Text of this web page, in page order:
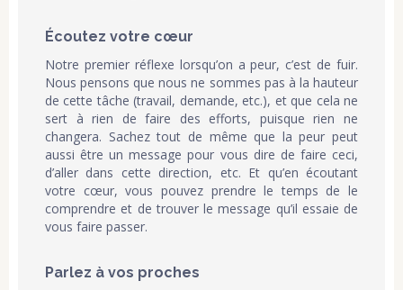
Écoutez votre cœur
Notre premier réflexe lorsqu’on a peur, c’est de fuir.
Nous pensons que nous ne sommes pas à la hauteur
de cette tâche (travail, demande, etc.), et que cela ne
sert à rien de faire des efforts, puisque rien ne
changera. Sachez tout de même que la peur peut
aussi être un message pour vous dire de faire ceci,
d’aller dans cette direction, etc. Et qu’en écoutant
votre cœur, vous pouvez prendre le temps de le
comprendre et de trouver le message qu’il essaie de
vous faire passer.
Parlez à vos proches